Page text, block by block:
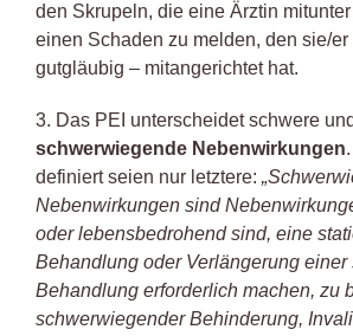
den Skrupeln, die eine Ärztin
einen Schaden zu melden, den sie/er
gutgläubig – mitangerichtet hat.
3. Das PEI unterscheidet schwere und
schwerwiegende Nebenwirkungen
definiert seien nur letztere:
Nebenwirkungen sind
oderlebensbedrohend sind, eine
Behandlung oder Verlängerung einer
Behandlung erforderlich machen, zu
schwerwiegender Behinderung,